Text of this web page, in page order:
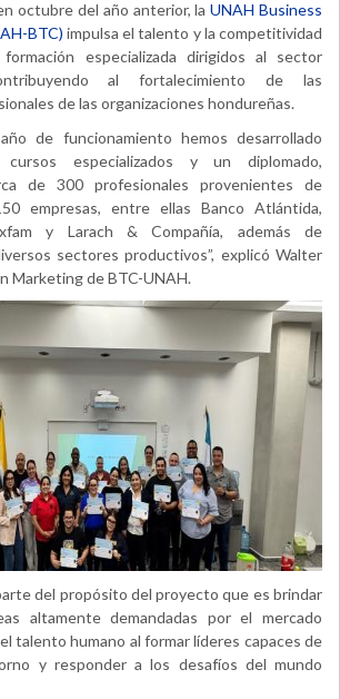
octubre del año anterior, laUNAH Business
BTC) impulsa el talento y la competitividad
especializada dirigidos al sector
al fortalecimiento de las
de las organizaciones hondureñas.
de funcionamiento hemos desarrollado
especializados y un diplomado,
de 300 profesionales provenientes de
empresas, entre ellas Banco Atlántida,
y Larach & Compañía, además de
sectores productivos”, explicó Walter
Marketing de BTC-UNAH.
del propósito del proyecto que es brindar
altamente demandadas por el mercado
talento humano al formar líderes capaces de
y responder a los desafíos del mundo